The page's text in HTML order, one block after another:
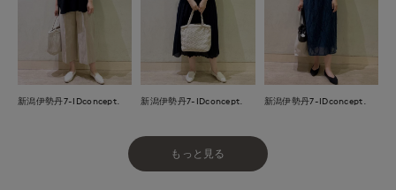
新潟伊勢丹7-IDconcept. 新潟伊勢丹7-IDconcept. 新潟伊勢丹7-IDconcept.
もっと見る